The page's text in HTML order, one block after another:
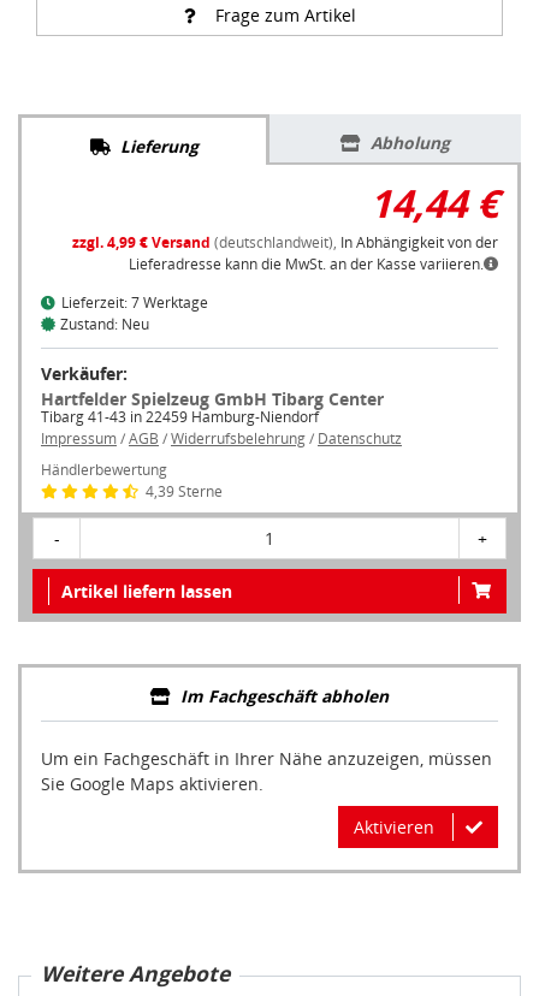
Frage zum Artikel
Lieferung Abholung
14,44 €
zzgl. 4,99 € Versand (deutschlandweit), In Abhängigkeit von der
Lieferadresse kann die MwSt. an der Kasse variieren.
Lieferzeit: 7 Werktage
Zustand: Neu
Verkäufer:
Hartfelder Spielzeug GmbH Tibarg Center
Tibarg 41-43 in 22459 Hamburg-Niendorf
Impressum/AGB /Widerrufsbelehrung/ Datenschutz
Händlerbewertung
4,39 Sterne
- 1 +
Artikel liefern lassen
Im Fachgeschäft abholen
Um ein Fachgeschäft in Ihrer Nähe anzuzeigen, müssen
Sie Google Maps aktivieren.
Aktivieren
Weitere Angebote